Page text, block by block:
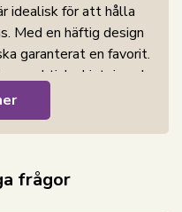
idealisk för att hålla
Med en häftig design
garanterat en favorit.
praktisk skjutpip och
skyddar ditt barn från
är ett säkert och
typ av plast avger
är också hållbar
frågor